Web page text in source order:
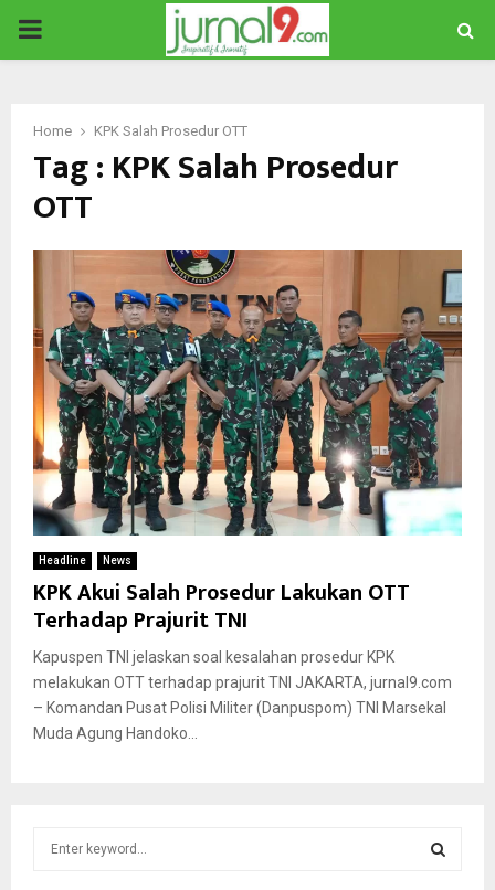
PRIMARY
Home KPK Salah Prosedur OTT
Tag : KPK Salah Prosedur
OTT
Headline News
KPK Akui Salah Prosedur Lakukan OTT
Terhadap Prajurit TNI
Kapuspen TNI jelaskan soal kesalahan prosedur KPK
melakukan OTT terhadap prajurit TNI JAKARTA, jurnal9.com
– Komandan Pusat Polisi Militer (Danpuspom) TNI Marsekal
Muda Agung Handoko...